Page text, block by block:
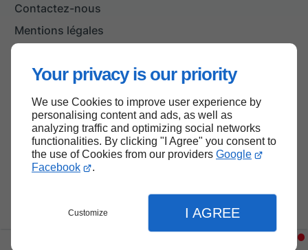
Your privacy is our priority
We use Cookies to improve user experience by
personalising content and ads, as well as
analyzing traffic and optimizing social networks
functionalities. By clicking "I Agree" you consent to
the use of Cookies from our providers Google
Facebook
.
Customize I AGREE
Contactez-nous
Mentions légales
Haut de page